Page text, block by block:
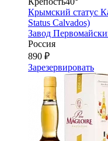
Крымский статус
Status Calvados)
Завод
Россия
890 ₽
Зарезервировать